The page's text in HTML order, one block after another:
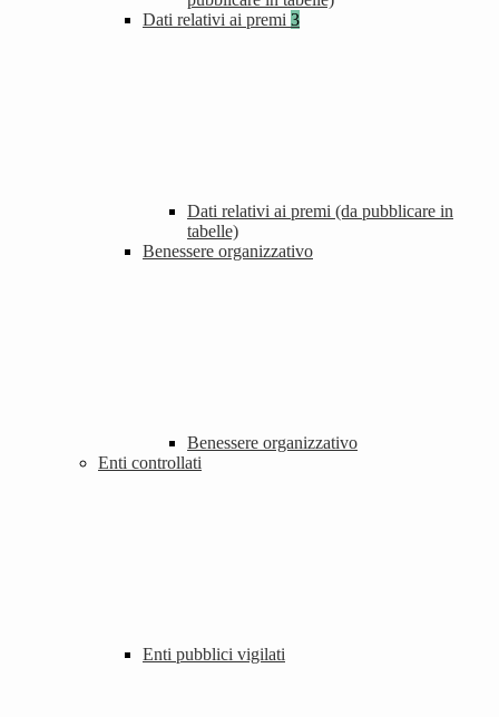
Dati relativi ai premi 3
Dati relativi ai premi (da pubblicare in
tabelle)
Benessere organizzativo
Benessere organizzativo
Enti controllati
Enti pubblici vigilati